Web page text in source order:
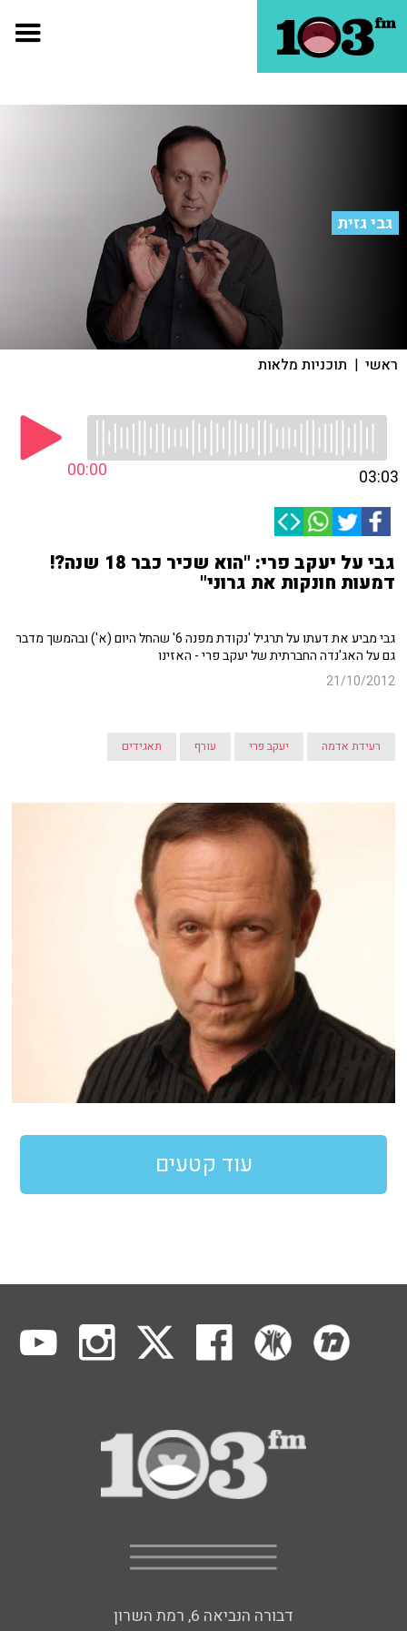
גבי גזית
ראשי | תוכניות מלאות
00:00 03:03
גבי על יעקב פרי: "הוא שכיר כבר 18 שנה?!
דמעות חונקות את גרוני"
גבי מביע את דעתו על תרגיל 'נקודת מפנה 6' שהחל היום (א') ובהמשך מדבר
גם על האג'נדה החברתית של יעקב פרי - האזינו
21/10/2012
רעידת אדמה יעקב פרי עורף תאגידים
עוד קטעים
דבורה הנביאה 6, רמת השרון